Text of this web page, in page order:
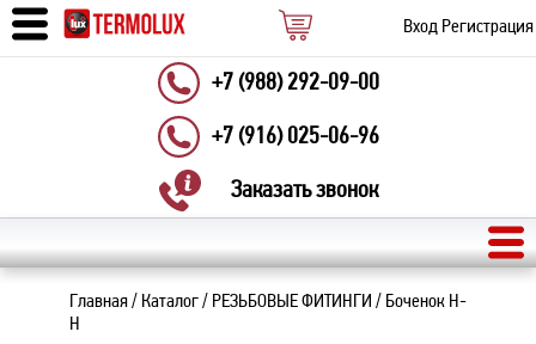
Вход Регистрация
+7 (988) 292-09-00
+7 (916) 025-06-96
Заказать звонок
Главная/ Каталог/ РЕЗЬБОВЫЕ ФИТИНГИ / Боченок Н-
Н